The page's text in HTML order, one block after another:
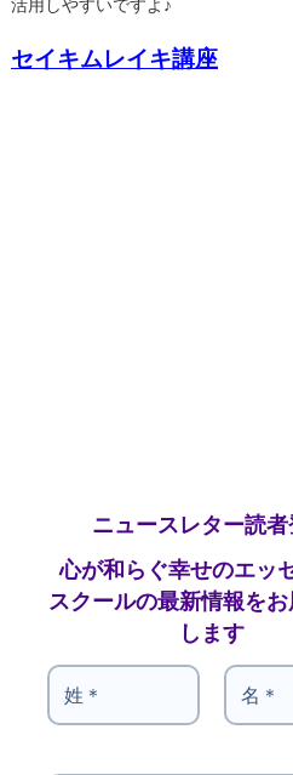
活用しやすいですよ♪
セイキムレイキ講座
ニュースレター読
心が和らぐ幸せのエッ
スクールの最新情報を
します